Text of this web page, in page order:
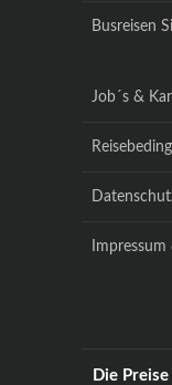
Busreisen
Job´s &
Die